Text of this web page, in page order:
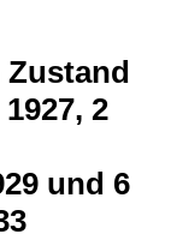
2
und 6